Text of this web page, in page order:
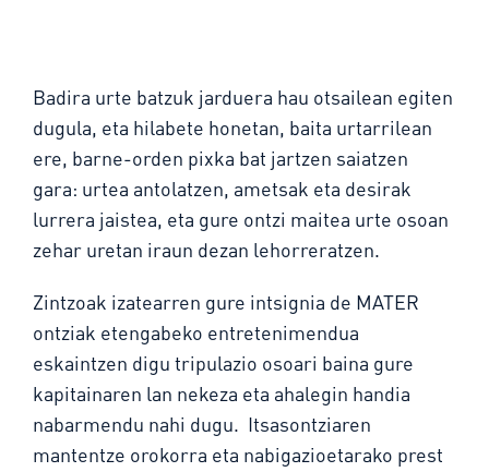
Badira urte batzuk jarduera hau otsailean egiten
dugula, eta hilabete honetan, baita urtarrilean
ere, barne-orden pixka bat jartzen saiatzen
gara: urtea antolatzen, ametsak eta desirak
lurrera jaistea, eta gure ontzi maitea urte osoan
zehar uretan iraun dezan lehorreratzen.
Zintzoak izatearren gure intsignia de MATER
ontziak etengabeko entretenimendua
eskaintzen digu tripulazio osoari baina gure
kapitainaren lan nekeza eta ahalegin handia
nabarmendu nahi dugu. Itsasontziaren
mantentze orokorra eta nabigazioetarako prest